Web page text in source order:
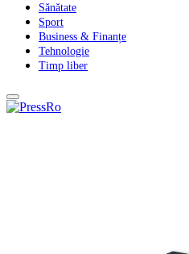
Sănătate
Sport
Business & Finanțe
Tehnologie
Timp liber